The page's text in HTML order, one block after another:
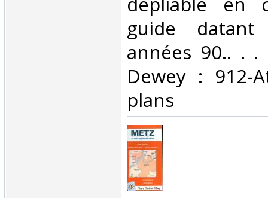
guide
années 90.. . .
Dewey : 912-
plans‎